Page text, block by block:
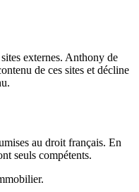
externes. Anthony de
de ces sites et décline
au droit français. En
seuls compétents.